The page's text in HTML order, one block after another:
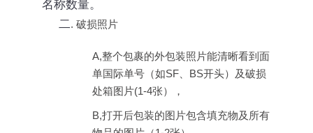
名称数量。
二. 破损照片
A,整个包裹的外包装照片能清晰看到面
单国际单号（如SF、 BS开头）及破损
处箱图片(1-4张），
B,打开后包装的图片包含填充物及所有